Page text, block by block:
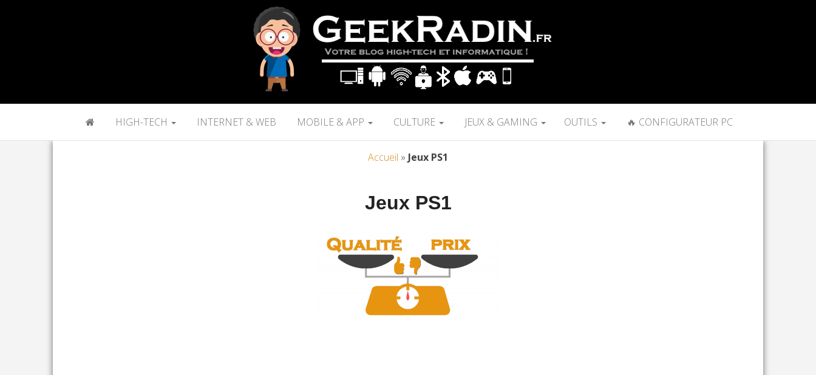
HIGH-TECH INTERNET & WEB MOBILE & APP CULTURE JEUX & GAMING OUTILS 🔥 CONFIGURATEUR PC
Accueil » Jeux PS1
Jeux PS1